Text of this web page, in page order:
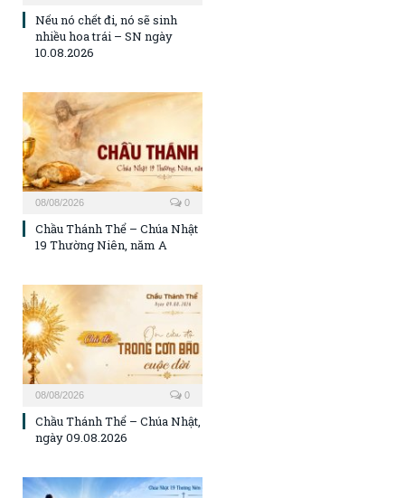
Nếu nó chết đi, nó sẽ sinh
nhiều hoa trái – SN ngày
10.08.2026
08/08/2026 0
Chầu Thánh Thể – Chúa Nhật
19 Thường Niên, năm A
08/08/2026 0
Chầu Thánh Thể – Chúa Nhật,
ngày 09.08.2026